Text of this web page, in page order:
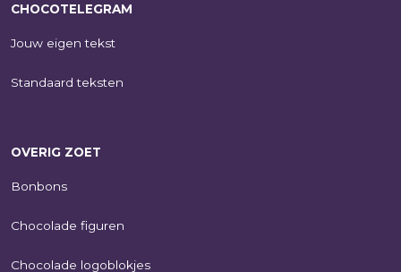
CHOCOTELEGRAM
Jouw eigen tekst
Standaard teksten
OVERIG ZOET
Bonbons
Chocolade figuren
Chocolade logoblokjes